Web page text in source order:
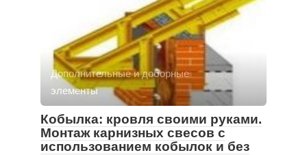
Дополнительные и доборные
элементы
Кобылка: кровля своими руками.
Монтаж карнизных свесов с
использованием кобылок и без